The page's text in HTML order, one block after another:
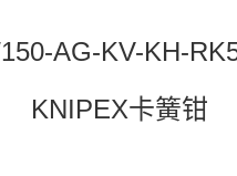
AG-KV-KH-
KNIPEX卡簧钳